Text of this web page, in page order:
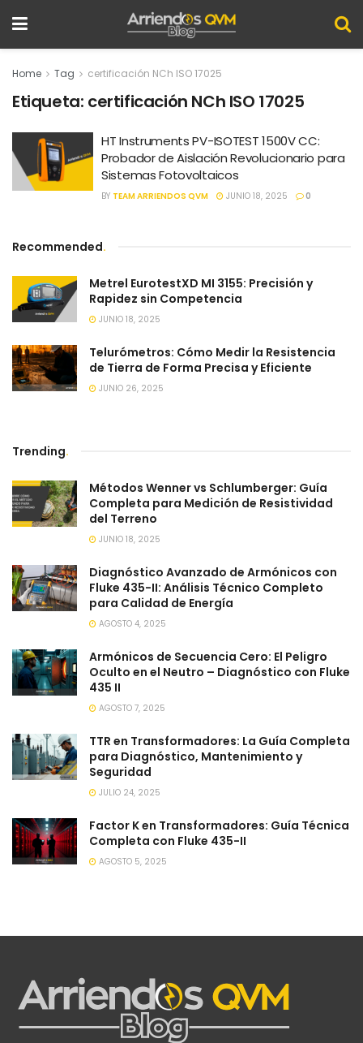
Home Tag certificación NCh ISO 17025
Etiqueta: certificación NCh ISO 17025
HT Instruments PV-ISOTEST 1500V CC:
Probador de Aislación Revolucionario para
Sistemas Fotovoltaicos
BY TEAM ARRIENDOS QVM JUNIO 18, 2025 0
Recommended.
Metrel EurotestXD MI 3155: Precisión y
Rapidez sin Competencia
JUNIO 18, 2025
Telurómetros: Cómo Medir la Resistencia
de Tierra de Forma Precisa y Eficiente
JUNIO 26, 2025
Trending.
Métodos Wenner vs Schlumberger: Guía
Completa para Medición de Resistividad
del Terreno
JUNIO 18, 2025
Diagnóstico Avanzado de Armónicos con
Fluke 435-II: Análisis Técnico Completo
para Calidad de Energía
AGOSTO 4, 2025
Armónicos de Secuencia Cero: El Peligro
Oculto en el Neutro – Diagnóstico con Fluke
435 II
AGOSTO 7, 2025
TTR en Transformadores: La Guía Completa
para Diagnóstico, Mantenimiento y
Seguridad
JULIO 24, 2025
Factor K en Transformadores: Guía Técnica
Completa con Fluke 435-II
AGOSTO 5, 2025